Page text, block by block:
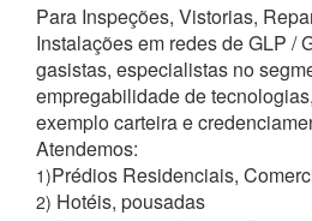
Para Inspeções, Vistorias,
Instalações em redes de GLP /
gasistas, especialistas no
empregabilidade de
exemplo carteira e
Atendemos:
1)Prédios Residenciais,
2) Hotéis, pousadas